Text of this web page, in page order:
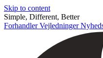
Skip to content
Simple, Different, Better
ForhandlerVejledninger